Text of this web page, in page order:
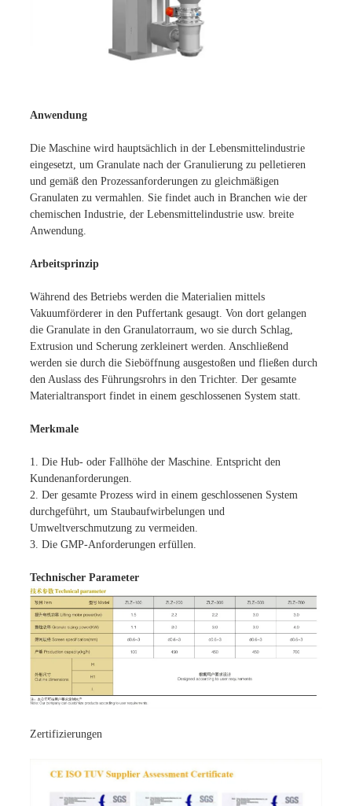
Anwendung
Die Maschine wird hauptsächlich in der Lebensmittelindustrie
eingesetzt, um Granulate nach der Granulierung zu pelletieren
und gemäß den Prozessanforderungen zu gleichmäßigen
Granulaten zu vermahlen. Sie findet auch in Branchen wie der
chemischen Industrie, der Lebensmittelindustrie usw. breite
Anwendung.
Arbeitsprinzip
Während des Betriebs werden die Materialien mittels
Vakuumförderer in den Puffertank gesaugt. Von dort gelangen
die Granulate in den Granulatorraum, wo sie durch Schlag,
Extrusion und Scherung zerkleinert werden. Anschließend
werden sie durch die Sieböffnung ausgestoßen und fließen durch
den Auslass des Führungsrohrs in den Trichter. Der gesamte
Materialtransport findet in einem geschlossenen System statt.
Merkmale
1. Die Hub- oder Fallhöhe der Maschine. Entspricht den
Kundenanforderungen.
2. Der gesamte Prozess wird in einem geschlossenen System
durchgeführt, um Staubaufwirbelungen und
Umweltverschmutzung zu vermeiden.
3. Die GMP-Anforderungen erfüllen.
Technischer Parameter
Zertifizierungen